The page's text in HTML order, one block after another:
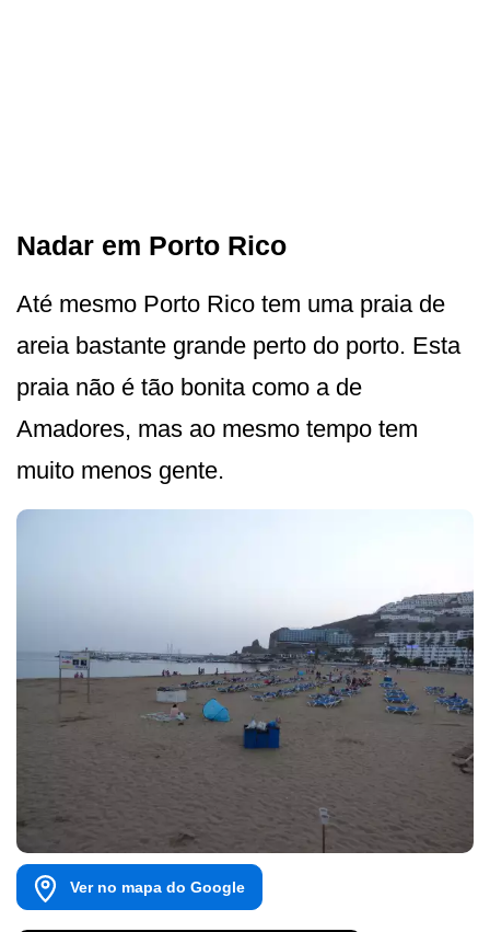
Nadar em Porto Rico
Até mesmo Porto Rico tem uma praia de
areia bastante grande perto do porto. Esta
praia não é tão bonita como a de
Amadores, mas ao mesmo tempo tem
muito menos gente.
Ver no mapa do Google